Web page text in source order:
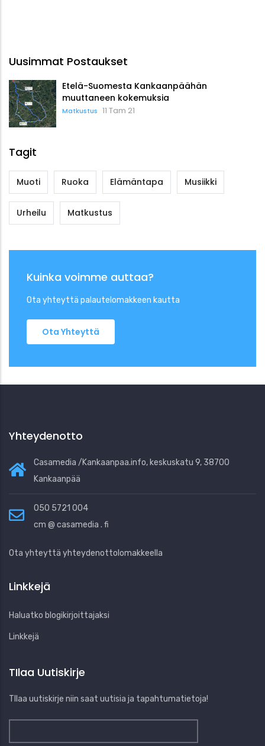
Uusimmat Postaukset
Etelä-Suomesta Kankaanpäähän
muuttaneen kokemuksia
Matkustus 11 Tam 21
Tagit
Muoti Ruoka Elämäntapa Musiikki
Urheilu Matkustus
Kuinka voimme auttaa?
Ota yhteyttä palautelomakkeen kautta
Ota Yhteyttä
Yhteydenotto
Casamedia /Kankaanpaa.info, keskuskatu 9, 38700
Kankaanpää
050 5721 004
cm @ casamedia . fi
Ota yhteyttä yhteydenottolomakkeella
Linkkejä
Haluatko blogikirjoittajaksi
Linkkejä
TIlaa Uutiskirje
TIlaa uutiskirje niin saat uutisia ja tapahtumatietoja!